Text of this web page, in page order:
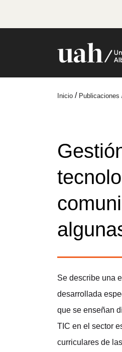
Inicio / Publicaciones
Se describe una
desarrollada
que se enseñan
TIC en el sector
curriculares de